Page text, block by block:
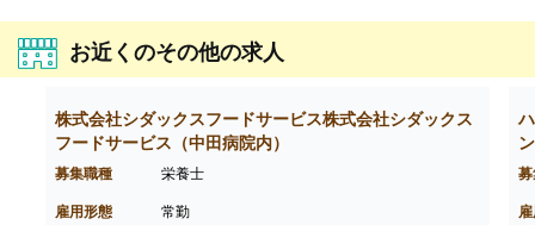
お近くのその他の求人
株式会社シダックスフードサービス株式会社シダックス
フードサービス（中田病院内）
募集職種 栄養士
雇用形態 常勤